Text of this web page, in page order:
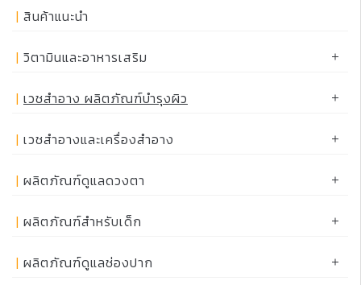
สินค้าแนะนำ
วิตามินและอาหารเสริม
เวชสำอาง ผลิตภัณฑ์บำรุงผิว
เวชสำอางและเครื่องสำอาง
ผลิตภัณฑ์ดูแลดวงตา
ผลิตภัณฑ์สำหรับเด็ก
ผลิตภัณฑ์ดูแลช่องปาก